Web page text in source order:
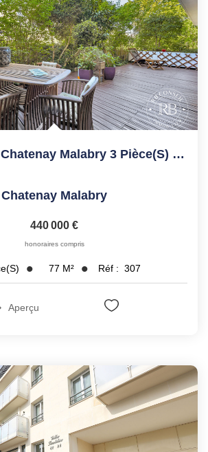
Appartement Chatenay Malabry 3 Pièce(s) 77.27 M2
Chatenay Malabry
440 000 €
honoraires compris
77 M² Réf : 307
Aperçu